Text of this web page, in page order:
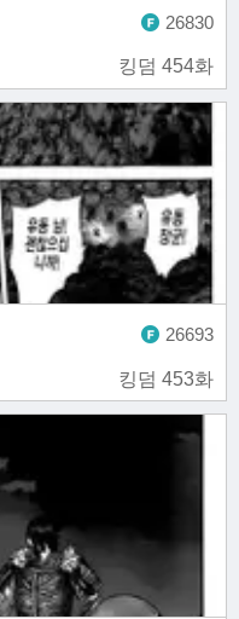
킹덤 454화
26830
킹덤 453화
26693